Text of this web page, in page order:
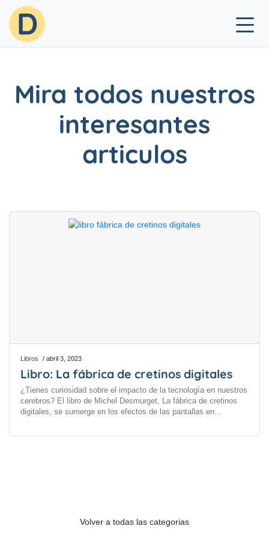
Mira todos nuestros
interesantes
articulos
Libros / abril 3, 2023
Libro: La fábrica de cretinos digitales
¿Tienes curiosidad sobre el impacto de la tecnología en nuestros
cerebros? El libro de Michel Desmurget, La fábrica de cretinos
digitales, se sumerge en los efectos de las pantallas en...
Volver a todas las categorias